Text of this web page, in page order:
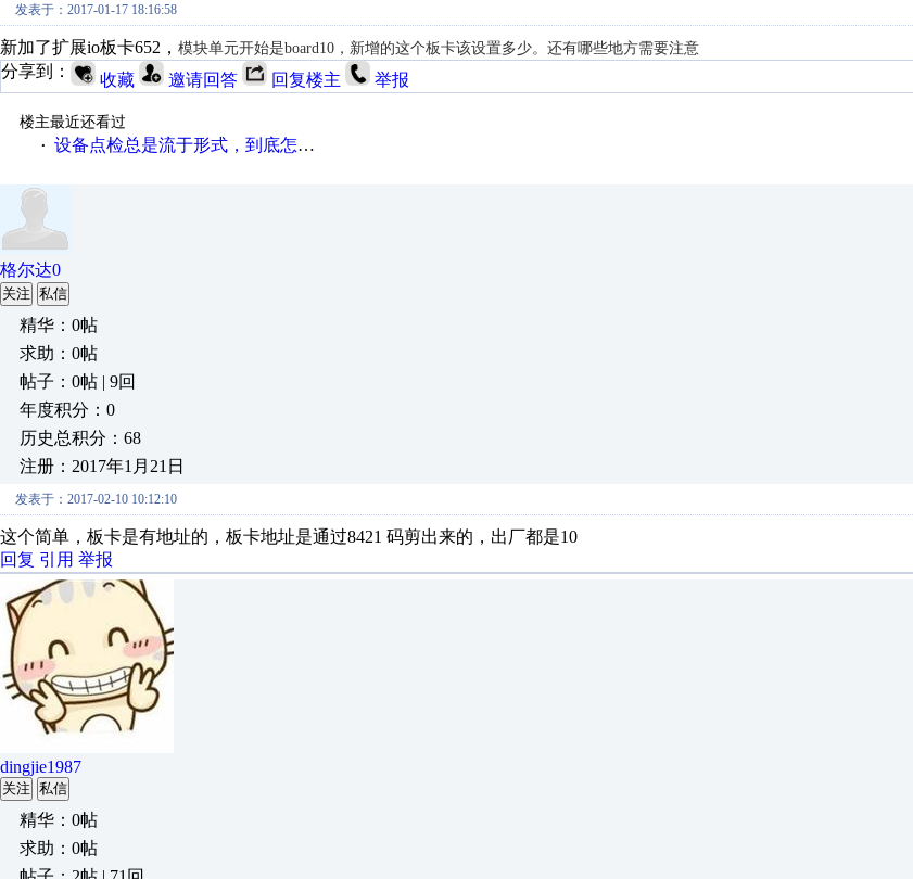
发表于：2017-01-17 18:16:58
新加了扩展io板卡652， 模块单元开始是board10，新增的这个板卡该设置多少。还有哪些地方需要注意
分享到： 收藏 邀请回答 回复楼主 举报
楼主最近还看过
· 设备点检总是流于形式，到底怎么办？
格尔达0
关注 私信
精华：0帖
求助：0帖
帖子：0帖 | 9回
年度积分：0
历史总积分：68
注册：2017年1月21日
发表于：2017-02-10 10:12:10
这个简单，板卡是有地址的，板卡地址是通过8421 码剪出来的，出厂都是10
回复 引用 举报
dingjie1987
关注 私信
精华：0帖
求助：0帖